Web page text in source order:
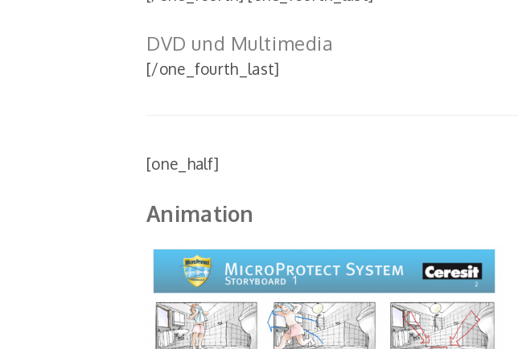
DVD und Multimedia
[/one_fourth_last]
[one_half]
Animation